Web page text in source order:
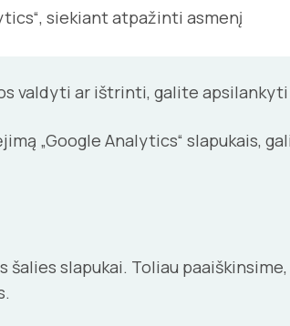
siekiant atpažinti asmenį
valdyti ar ištrinti, galite
„Google Analytics“ slapukais,
slapukai. Toliau